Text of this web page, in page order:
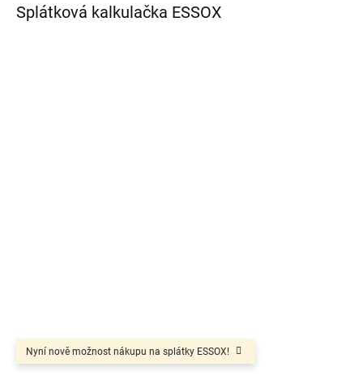
Nyní nově možnost nákupu na splátky ESSOX!
Splátková kalkulačka ESSOX